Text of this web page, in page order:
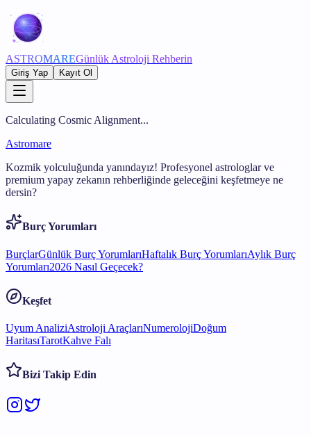
ASTROMAREGünlük Astroloji Rehberin
Giriş Yap Kayıt Ol
Calculating Cosmic Alignment...
Astromare
Kozmik yolculuğunda yanındayız! Profesyonel astrologlar ve
premium yapay zekanın rehberliğinde geleceğini keşfetmeye ne
dersin?
Burç Yorumları
BurçlarGünlük Burç YorumlarıHaftalık Burç YorumlarıAylık Burç
Yorumları2026 Nasıl Geçecek?
Keşfet
Uyum AnaliziAstroloji AraçlarıNumerolojiDoğum
HaritasıTarotKahve Falı
Bizi Takip Edin